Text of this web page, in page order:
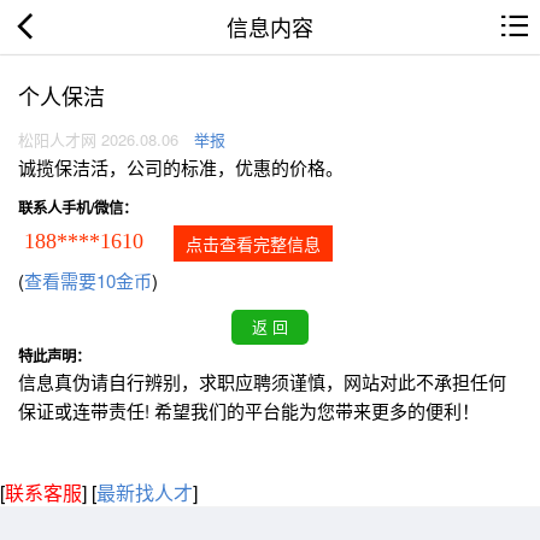
信息内容
个人保洁
松阳人才网 2026.08.06 举报
诚揽保洁活，公司的标准，优惠的价格。
联系人手机/微信：
188****1610 点击查看完整信息
(查看需要10金币)
特此声明：
信息真伪请自行辨别，求职应聘须谨慎，网站对此不承担任何
保证或连带责任! 希望我们的平台能为您带来更多的便利！
[联系客服] [最新找人才]